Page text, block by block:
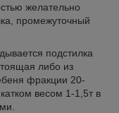
желательно
промежуточный
подстилка
либо из
фракции 20-
весом 1-1,5т в